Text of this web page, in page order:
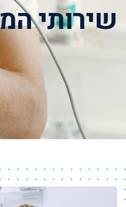
שירותי